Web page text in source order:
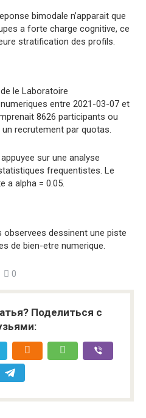
bimodale n’apparait que
a forte charge cognitive, ce
stratification des profils.
le Laboratoire
entre 2021-03-07 et
8626 participants ou
recrutement par quotas.
sur une analyse
frequentistes. Le
a alpha = 0.05.
observees dessinent une piste
de bien-etre numerique.
0
Поделиться с